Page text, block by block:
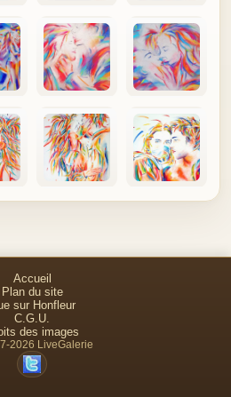
Accueil
Plan du site
sur Honfleur
C.G.U.
des images
2026 LiveGalerie